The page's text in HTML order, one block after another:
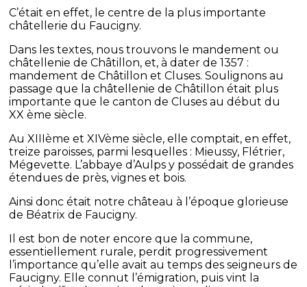
C’était en effet, le centre de la plus importante
châtellerie du Faucigny.
Dans les textes, nous trouvons le mandement ou
châtellenie de Châtillon, et, à dater de 1357 :
mandement de Châtillon et Cluses. Soulignons au
passage que la châtellenie de Châtillon était plus
importante que le canton de Cluses au début du
XX ème siècle.
Au XIIIème et XIVème siècle, elle comptait, en effet,
treize paroisses, parmi lesquelles : Mieussy, Flétrier,
Mégevette. L’abbaye d’Aulps y possédait de grandes
étendues de près, vignes et bois.
Ainsi donc était notre château à l’époque glorieuse
de Béatrix de Faucigny.
Il est bon de noter encore que la commune,
essentiellement rurale, perdit progressivement
l’importance qu’elle avait au temps des seigneurs de
Faucigny. Elle connut l’émigration, puis vint la